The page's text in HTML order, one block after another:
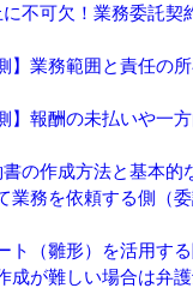
に不可欠！業務委託契
】業務範囲と責任の
】報酬の未払いや一
の作成方法と基本的
業務を依頼する側（
ト（雛形）を活用す
成が難しい場合は弁